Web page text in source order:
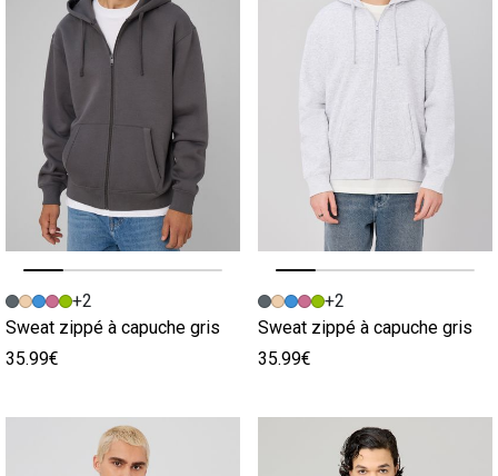
Image précédente
Image suivante
+2
Sweat zippé à capuche gris
35.99€
Image précédente
Image suivante
+2
Sweat zippé à capuche gris
35.99€